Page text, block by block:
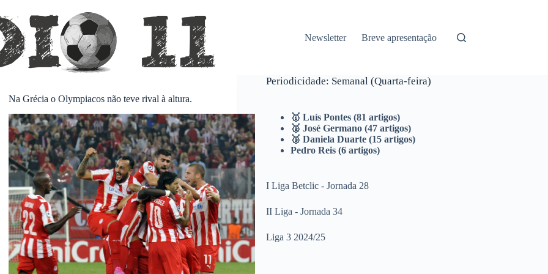
Newsletter Breve apresentação
Na Grécia o Olympiacos não teve rival à altura.
Periodicidade: Semanal (Quarta-feira)
🥇Luís Pontes (81 artigos)
🥈José Germano (47 artigos)
🥉Daniela Duarte (15 artigos)
Pedro Reis (6 artigos)
I Liga Betclic - Jornada 28
II Liga - Jornada 34
Liga 3 2024/25